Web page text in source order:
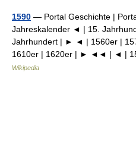
1590 — Portal Geschichte |
Jahreskalender ◄ | 15.
Jahrhundert | ► ◄ | 1560er |
1610er | 1620er | ► ◄◄ | ◄ |
Wikipedia